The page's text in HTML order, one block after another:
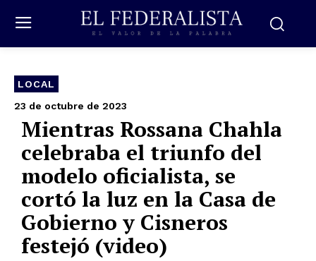
LOCAL
23 de octubre de 2023
Mientras Rossana Chahla
celebraba el triunfo del
modelo oficialista, se
cortó la luz en la Casa de
Gobierno y Cisneros
festejó (video)